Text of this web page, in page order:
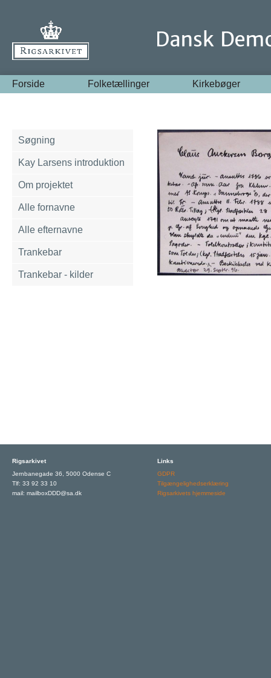
Forside Folketællinger Kirkebøger
Søgning
Kay Larsens introduktion
Om projektet
Alle fornavne
Alle efternavne
Trankebar
Trankebar - kilder
Rigsarkivet
Jernbanegade 36, 5000 Odense C
Tlf: 33 92 33 10
mail: mailboxDDD@sa.dk
Links
GDPR
Tilgængelighedserklæring
Rigsarkivets hjemmeside